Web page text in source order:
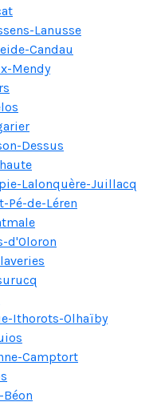
Lanusse
Candau
Mendy
Dessus
Lalonquère-Juillacq
Pé-de-Léren
d'Oloron
Ithorots-Olhaïby
Camptort
Béon